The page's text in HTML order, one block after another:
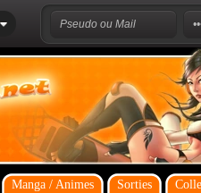
Manga / Animes Sorties